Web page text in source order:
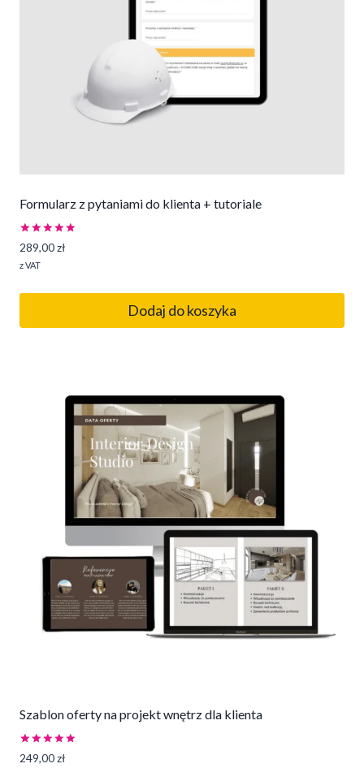
Formularz z pytaniami do klienta + tutoriale
Oceniono
5.00
na 5
289,00zł
z VAT
Dodaj do koszyka
Szablon oferty na projekt wnętrz dla klienta
Oceniono
5.00
249,00zł